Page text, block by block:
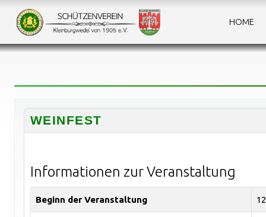
HOME
WEINFEST
Informationen zur Veranstaltung
Beginn der Veranstaltung